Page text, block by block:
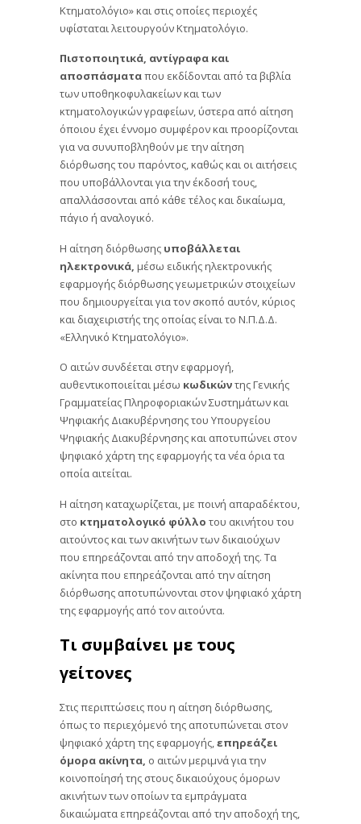
Κτηματολόγιο» και στις οποίες περιοχές
υφίσταται λειτουργούν Κτηματολόγιο.
Πιστοποιητικά, αντίγραφα και
αποσπάσματαπου εκδίδονται από τα βιβλία
των υποθηκοφυλακείων και των
κτηματολογικών γραφείων, ύστερα από αίτηση
όποιου έχει έννομο συμφέρον και προορίζονται
για να συνυποβληθούν με την αίτηση
διόρθωσης του παρόντος, καθώς και οι αιτήσεις
που υποβάλλονται για την έκδοσή τους,
απαλλάσσονται από κάθε τέλος και δικαίωμα,
πάγιο ή αναλογικό.
Η αίτηση διόρθωσης υποβάλλεται
ηλεκτρονικά, μέσω ειδικής ηλεκτρονικής
εφαρμογής διόρθωσης γεωμετρικών στοιχείων
που δημιουργείται για τον σκοπό αυτόν, κύριος
και διαχειριστής της οποίας είναι το Ν.Π.Δ.Δ.
«Ελληνικό Κτηματολόγιο».
Ο αιτών συνδέεται στην εφαρμογή,
αυθεντικοποιείται μέσω κωδικώντης Γενικής
Γραμματείας Πληροφοριακών Συστημάτων και
Ψηφιακής Διακυβέρνησης του Υπουργείου
Ψηφιακής Διακυβέρνησης και αποτυπώνει στον
ψηφιακό χάρτη της εφαρμογής τα νέα όρια τα
οποία αιτείται.
Η αίτηση καταχωρίζεται, με ποινή απαραδέκτου,
στο κτηματολογικό φύλλο του ακινήτου του
αιτούντος και των ακινήτων των δικαιούχων
που επηρεάζονται από την αποδοχή της. Τα
ακίνητα που επηρεάζονται από την αίτηση
διόρθωσης αποτυπώνονται στον ψηφιακό χάρτη
της εφαρμογής από τον αιτούντα.
Τι συμβαίνει με τους
γείτονες
Στις περιπτώσεις που η αίτηση διόρθωσης,
όπως το περιεχόμενό της αποτυπώνεται στον
ψηφιακό χάρτη της εφαρμογής, επηρεάζει
όμορα ακίνητα, ο αιτών μεριμνά για την
κοινοποίησή της στους δικαιούχους όμορων
ακινήτων των οποίων τα εμπράγματα
δικαιώματα επηρεάζονται από την αποδοχή της,